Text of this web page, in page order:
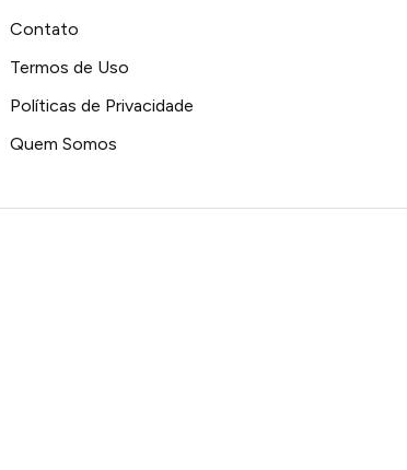
Contato
Termos de Uso
Políticas de Privacidade
Quem Somos